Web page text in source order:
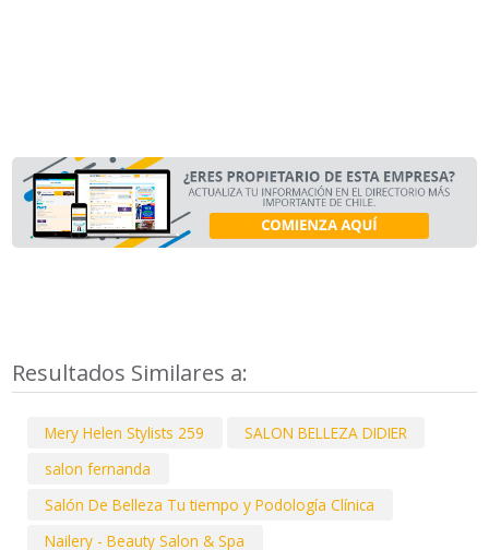
Resultados Similares a:
Mery Helen Stylists 259
SALON BELLEZA DIDIER
salon fernanda
Salón De Belleza Tu tiempo y Podología Clínica
Nailery - Beauty Salon & Spa